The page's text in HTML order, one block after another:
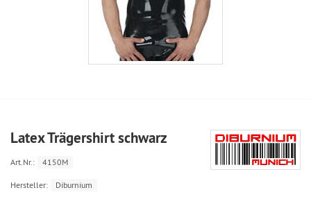
Latex Trägershirt schwarz
Art.Nr.: 4150M
Hersteller: Diburnium